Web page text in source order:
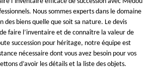
Nous sommes experts dans le domaine
des biens quelle que soit sa nature. Le devis
faire l’inventaire et de connaître la valeur de
succession pour héritage, notre équipe est
nécessaire dont vous avez besoin pour vos
d’avoir les détails et la liste des objets.